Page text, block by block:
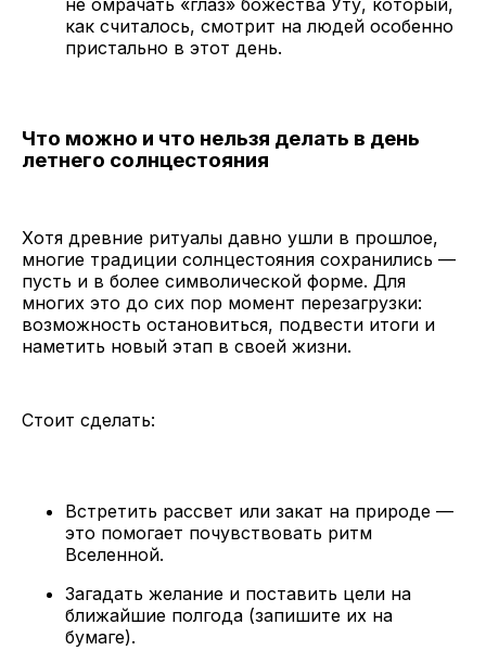
как считалось, смотрит на людей особенно
пристально в этот день.
Что можно и что нельзя делать в день
летнего солнцестояния
Хотя древние ритуалы давно ушли в прошлое,
многие традиции солнцестояния сохранились —
пусть и в более символической форме. Для
многих это до сих пор момент перезагрузки:
возможность остановиться, подвести итоги и
наметить новый этап в своей жизни.
Стоит сделать:
Встретить рассвет или закат на природе —
это помогает почувствовать ритм
Вселенной.
Загадать желание и поставить цели на
ближайшие полгода (запишите их на
бумаге).